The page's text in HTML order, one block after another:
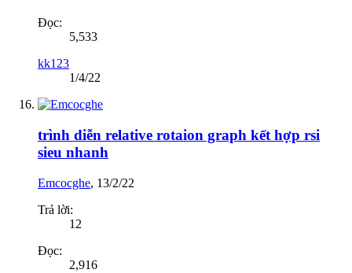
Đọc:
5,533
kk123
1/4/22
trình diễn relative rotaion graph kết hợp rsi
sieu nhanh
Emcocghe, 13/2/22
Trả lời:
12
Đọc:
2,916